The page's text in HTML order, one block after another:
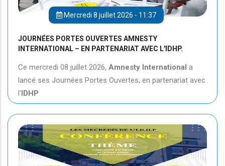
Mercredi 8 juillet 2026 - 11:37
JOURNÉES PORTES OUVERTES AMNESTY
INTERNATIONAL – EN PARTENARIAT AVEC L'IDHP.
Ce mercredi 08 juillet 2026, Amnesty International a
lancé ses Journées Portes Ouvertes, en partenariat avec
l'IDHP